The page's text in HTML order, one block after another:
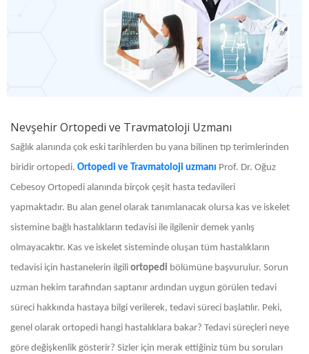
Nevşehir Ortopedi ve Travmatoloji Uzmanı
Sağlık alanında çok eski tarihlerden bu yana bilinen tıp terimlerinden
biridir ortopedi. Ortopedi ve Travmatoloji uzmanı Prof. Dr. Oğuz
Cebesoy Ortopedi alanında birçok çeşit hasta tedavileri
yapmaktadır. Bu alan genel olarak tanımlanacak olursa kas ve iskelet
sistemine bağlı hastalıkların tedavisi ile ilgilenir demek yanlış
olmayacaktır. Kas ve iskelet sisteminde oluşan tüm hastalıkların
tedavisi için hastanelerin ilgili ortopedi bölümüne başvurulur. Sorun
uzman hekim tarafından saptanır ardından uygun görülen tedavi
süreci hakkında hastaya bilgi verilerek, tedavi süreci başlatılır. Peki,
genel olarak ortopedi hangi hastalıklara bakar? Tedavi süreçleri neye
göre değişkenlik gösterir? Sizler için merak ettiğiniz tüm bu soruları